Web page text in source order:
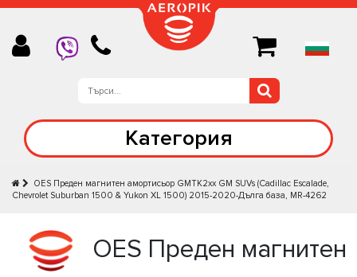
Категория
OES Преден магнитен амортисьор GMTK2xx GM SUVs (Cadillac Escalade,
Chevrolet Suburban 1500 & Yukon XL 1500) 2015-2020-Дълга база, MR-4262
OES Преден магнитен